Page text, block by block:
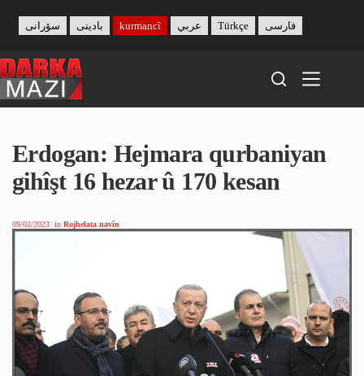
content
بادینی سۆرانی kurmancî عربي Türkçe فارسی
Erdogan: Hejmara qurbaniyan
gihîşt 16 hezar û 170 kesan
09/02/2023 in Rojhelata navîn